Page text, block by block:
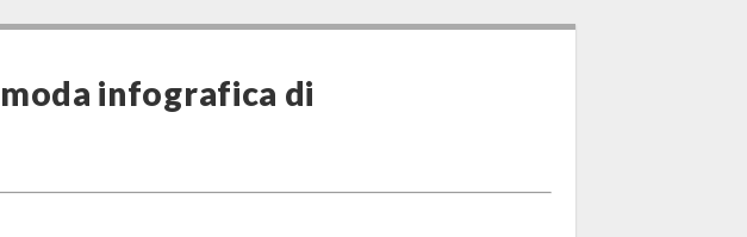
infografica di